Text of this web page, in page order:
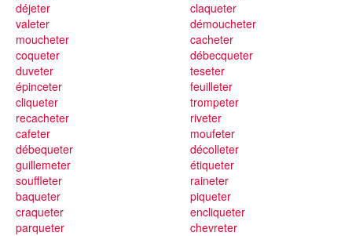
déjeter
valeter
moucheter
coqueter
duveter
épinceter
claqueter
démoucheter
cacheter
débecqueter
teseter
feuilleter
cliqueter
recacheter
cafeter
débequeter
guillemeter
souffleter
baqueter
craqueter
parqueter
trompeter
riveter
moufeter
décolleter
étiqueter
raineter
piqueter
encliqueter
chevreter